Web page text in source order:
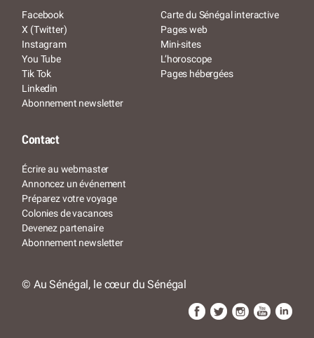
Facebook
X (Twitter)
Instagram
You Tube
Tik Tok
Linkedin
Abonnement newsletter
Carte du Sénégal interactive
Pages web
Mini-sites
L’horoscope
Pages hébergées
Contact
Écrire au webmaster
Annoncez un événement
Préparez votre voyage
Colonies de vacances
Devenez partenaire
Abonnement newsletter
© Au Sénégal, le cœur du Sénégal